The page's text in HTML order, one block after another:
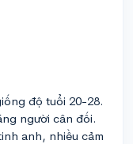
độ tuổi 20-28.
người cân đối.
anh, nhiều cảm